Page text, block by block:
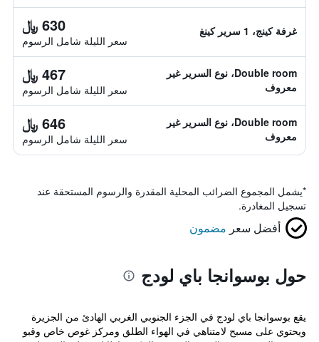
غرفة كينج، 1 سرير كينغ 630 ﷼
سعر الليلة شامل الرسوم
Double room، نوع السرير غير
معروف
467 ﷼
سعر الليلة شامل الرسوم
Double room، نوع السرير غير
معروف
646 ﷼
سعر الليلة شامل الرسوم
*يشمل المجموع الضرائب المحلية المقدرة والرسوم المستحقة عند
تسجيل المغادرة.
أفضل سعر مضمون
حول بوسوانجا باي لودج
يقع بوسوانجا باي لودج في الجزء الجنوبي الغربي الهادئ من الجزيرة
ويحتوي على مسبح لامتناهي في الهواء الطلق ومركز غوص خاص وقبو